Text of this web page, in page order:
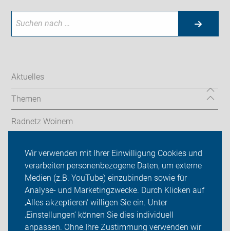
Wir verwenden mit Ihrer Einwilligung Cookies und
verarbeiten personenbezogene Daten, um externe
Medien (z.B. YouTube) einzubinden sowie für
Analyse- und Marketingzwecke. Durch Klicken auf
‚Alles akzeptieren‘ willigen Sie ein. Unter
‚Einstellungen‘ können Sie dies individuell
anpassen. Ohne Ihre Zustimmung verwenden wir
Aktuelles
Themen
Radnetz Woinem
ADFC Weinheim
Sei dabei
Presse